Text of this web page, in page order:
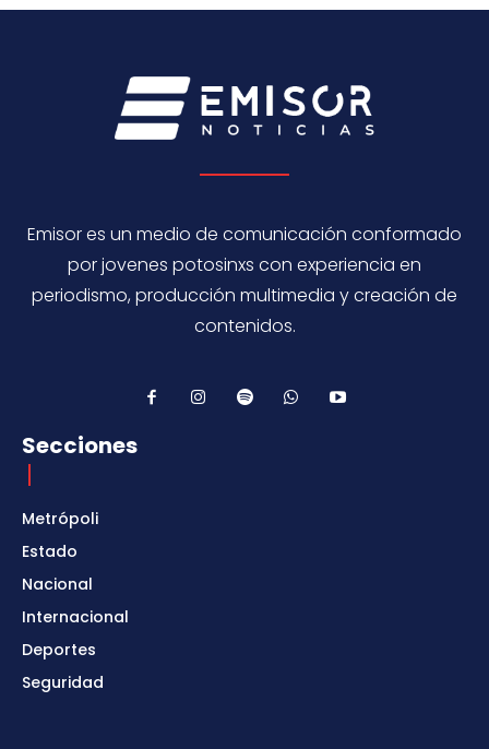
Emisor es un medio de comunicación conformado
por jovenes potosinxs con experiencia en
periodismo, producción multimedia y creación de
contenidos.
Secciones
Metrópoli
Estado
Nacional
Internacional
Deportes
Seguridad